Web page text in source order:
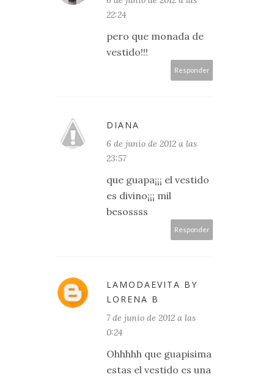
22:24
pero que monada de
vestido!!!
Responder
DIANA
6 de junio de 2012 a las
23:57
que guapa¡¡¡ el vestido
es divino¡¡¡ mil
besossss
Responder
LAMODAEVITA BY
LORENA B
7 de junio de 2012 a las
0:24
Ohhhhh que guapisima
estas el vestido es una